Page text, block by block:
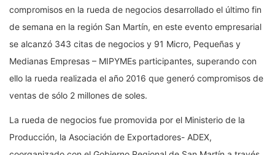
compromisos en la rueda de negocios desarrollado el último fin
de semana en la región San Martín, en este evento empresarial
se alcanzó 343 citas de negocios y 91 Micro, Pequeñas y
Medianas Empresas – MIPYMEs participantes, superando con
ello la rueda realizada el año 2016 que generó compromisos de
ventas de sólo 2 millones de soles.
La rueda de negocios fue promovida por el Ministerio de la
Producción, la Asociación de Exportadores- ADEX,